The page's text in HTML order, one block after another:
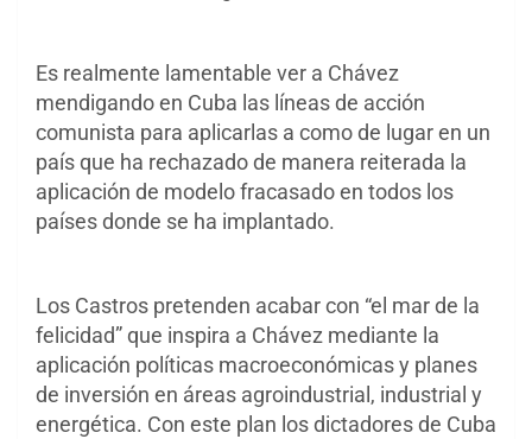
Es realmente lamentable ver a Chávez
mendigando en Cuba las líneas de acción
comunista para aplicarlas a como de lugar en un
país que ha rechazado de manera reiterada la
aplicación de modelo fracasado en todos los
países donde se ha implantado.
Los Castros pretenden acabar con “el mar de la
felicidad” que inspira a Chávez mediante la
aplicación políticas macroeconómicas y planes
de inversión en áreas agroindustrial, industrial y
energética. Con este plan los dictadores de Cuba